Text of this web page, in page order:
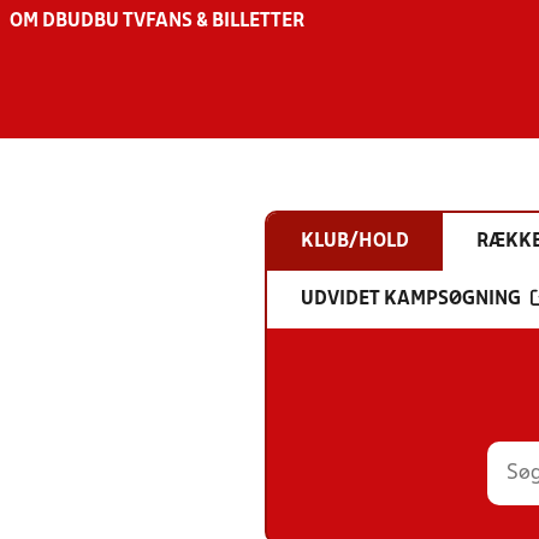
OM DBU DBU TV FANS & BILLETTER
KLUB/HOLD
UDVIDET KAMPSØGNING